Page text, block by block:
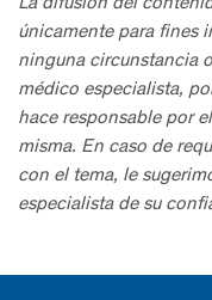
únicamente para fines
ninguna circunstancia
médico especialista,
hace responsable por
misma. En caso de
con el tema, le
especialista de su